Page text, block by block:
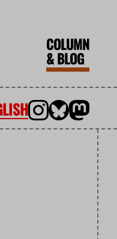
COLUMN
&BLOG